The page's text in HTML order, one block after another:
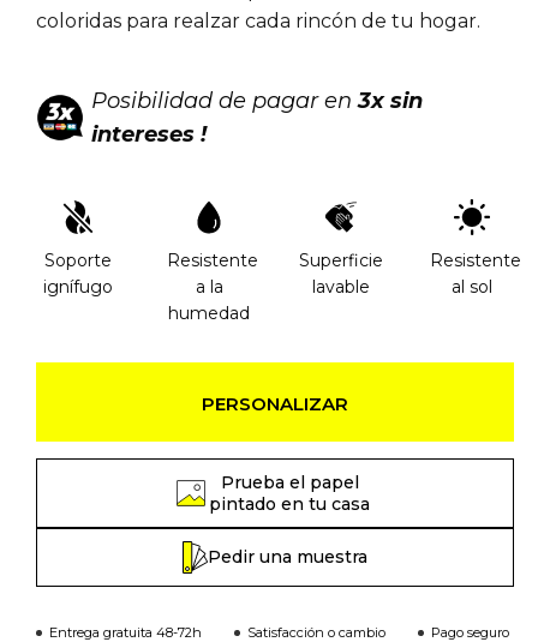
coloridas para realzar cada rincón de tu hogar.
Posibilidad de pagar en3x sin
intereses !
Soporte
ignífugo
Resistente
a la
humedad
Superficie
lavable
Resistente
al sol
PERSONALIZAR
Prueba el papel
pintado en tu casa
Pedir una muestra
Entrega gratuita 48-72h Satisfacción o cambio
Pago seguro